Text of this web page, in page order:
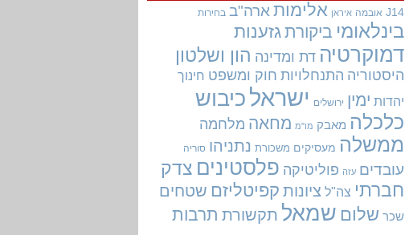
J14 אובמה איראן אלימות ארה"ב בחירות
בינלאומי ביקורתגזענות
דמוקרטיה דת ומדינה הון ושלטון
היסטוריה התנחלויות חוק ומשפט חינוך
יהדות ימין ירושלים ישראל כיבוש
כלכלה מאבק מו"מ מחאה מלחמה
ממשלה מעסיקים משכורת נתניהו סוריה
עובדים עזה פוליטיקה פלסטינים צדק
חברתי צה"ל ציונות קפיטליזם שטחים
שכר שלום שמאל תקשורת תרבות